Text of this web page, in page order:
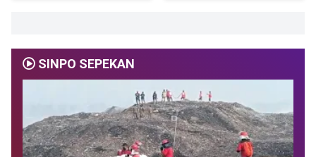
SINPO SEPEKAN